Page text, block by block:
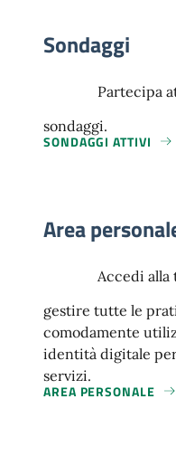
Sondaggi
Partecipa
sondaggi.
SONDAGGI ATTIVI
Area
Accedi alla
gestire tutte le
comodamente
identità digitale
servizi.
AREA PERSONALE